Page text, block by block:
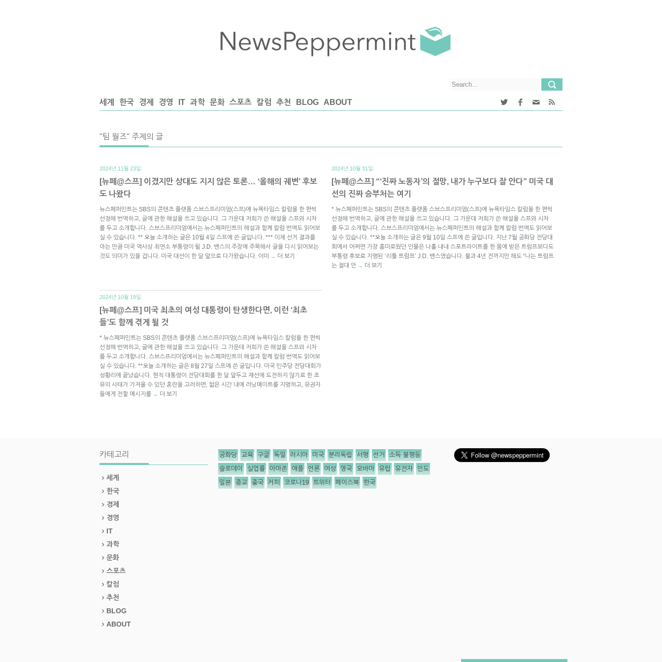
세계 한국 경제 경영 IT 과학 문화 스포츠 칼럼 추천 BLOG ABOUT
"팀 월즈" 주제의 글
2024년 11월 23일.
[뉴페@스프] 이겼지만 상대도 지지 않은 토론… ‘올해의 궤변’ 후보
도 나왔다
뉴스페퍼민트는 SBS의 콘텐츠 플랫폼 스브스프리미엄(스프)에 뉴욕타임스 칼럼을 한 편씩
선정해 번역하고, 글에 관한 해설을 쓰고 있습니다. 그 가운데 저희가 쓴 해설을 스프와 시차
를 두고 소개합니다. 스브스프리미엄에서는 뉴스페퍼민트의 해설과 함께 칼럼 번역도 읽어보
실 수 있습니다. ** 오늘 소개하는 글은 10월 4일 스프에 쓴 글입니다. *** 이제 선거 결과를
아는 만큼 미국 역사상 최연소 부통령이 될 J.D. 밴스의 주장에 주목해서 글을 다시 읽어보는
것도 의미가 있을 겁니다. 미국 대선이 한 달 앞으로 다가왔습니다. 이미
→ 더 보기
2024년 10월 31일.
[뉴페@스프] “‘진짜 노동자’의 절망, 내가 누구보다 잘 안다” 미국 대
선의 진짜 승부처는 여기
* 뉴스페퍼민트는 SBS의 콘텐츠 플랫폼 스브스프리미엄(스프)에 뉴욕타임스 칼럼을 한 편씩
선정해 번역하고, 글에 관한 해설을 쓰고 있습니다. 그 가운데 저희가 쓴 해설을 스프와 시차
를 두고 소개합니다. 스브스프리미엄에서는 뉴스페퍼민트의 해설과 함께 칼럼 번역도 읽어보
실 수 있습니다. **오늘 소개하는 글은 9월 10일 스프에 쓴 글입니다. 지난 7월 공화당 전당대
회에서 어쩌면 가장 흥미로웠던 인물은 나흘 내내 스포트라이트를 한 몸에 받은 트럼프보다도
부통령 후보로 지명된 ‘리틀 트럼프’ J.D. 밴스였습니다. 불과 4년 전까지만 해도 “나는 트럼프
는 절대 안 → 더 보기
2024년 10월 19일.
[뉴페@스프] 미국 최초의 여성 대통령이 탄생한다면, 이런 ‘최초
들’도 함께 겪게 될 것
* 뉴스페퍼민트는 SBS의 콘텐츠 플랫폼 스브스프리미엄(스프)에 뉴욕타임스 칼럼을 한 편씩
선정해 번역하고, 글에 관한 해설을 쓰고 있습니다. 그 가운데 저희가 쓴 해설을 스프와 시차
를 두고 소개합니다. 스브스프리미엄에서는 뉴스페퍼민트의 해설과 함께 칼럼 번역도 읽어보
실 수 있습니다. **오늘 소개하는 글은 8월 27일 스프에 쓴 글입니다. 미국 민주당 전당대회가
성황리에 끝났습니다. 현직 대통령이 전당대회를 한 달 앞두고 재선에 도전하지 않기로 한 초
유의 사태가 가져올 수 있던 혼란을 고려하면, 짧은 시간 내에 러닝메이트를 지명하고, 유권자
들에게 전할 메시지를 → 더 보기
카테고리
세계
한국
경제
경영
IT
과학
문화
스포츠
칼럼
추천
BLOG
ABOUT
공화당 교육 구글 독일 러시아 미국 분리독립 서평 선거 소득 불평등
슬로데이 실업률 아마존 애플 언론 여성 영국 오바마 유럽 유전자 인도
일본 종교 중국 커피 코로나19 트위터 페이스북 한국